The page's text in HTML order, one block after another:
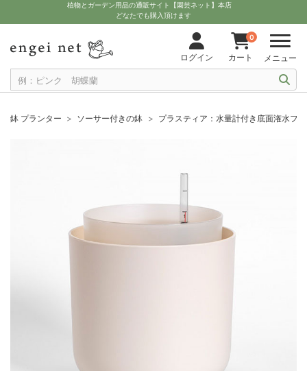
植物とガーデン用品の通販サイト【園芸ネット】本店
どなたでも購入頂けます
ログイン
0
カート メニュー
鉢 プランター ソーサー付きの鉢 プラスティア：水量計付き底面潅水フ